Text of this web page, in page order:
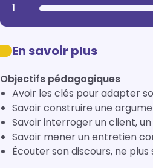
1
En savoir plus
Objectifs pédagogiques
Avoir les clés pour adapter
Savoir construire une
Savoir interroger un client,
Savoir mener un entretien
Écouter son discours, ne